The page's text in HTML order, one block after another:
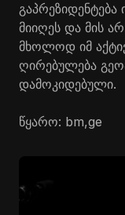
მიიღეს და მის
მხოლოდ იმ
ღირებულება
დამოკიდებული.
წყარო: bm,ge